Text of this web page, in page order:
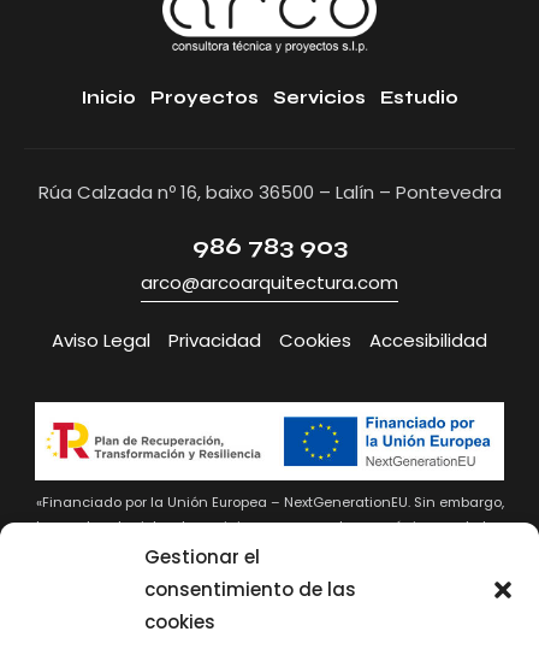
Gestionar el
consentimiento de las
cookies
Inicio Proyectos Servicios Estudio
Rúa Calzada nº 16, baixo 36500 – Lalín – Pontevedra
986 783 903
arco@arcoarquitectura.com
Aviso Legal Privacidad Cookies Accesibilidad
«Financiado por la Unión Europea – NextGenerationEU. Sin embargo,
los puntos de vista y las opiniones expresadas son únicamente los
del autor o autores y no reflejan necesariamente los de la Unión
Europea pueden ser consideradas responsables de las mismas»